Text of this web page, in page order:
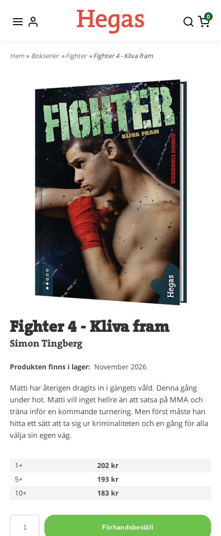
0
Hem» Bokserier »Fighter » Fighter 4 - Kliva fram
Fighter 4 - Kliva fram
Simon Tingberg
Produkten finns i lager: November 2026
Matti har återigen dragits in i gängets våld. Denna gång
under hot. Matti vill inget hellre än att satsa på MMA och
träna inför en kommande turnering. Men först måste han
hitta ett sätt att ta sig ur kriminaliteten och en gång för alla
välja sin egen väg.
1+
202 kr
5+
193 kr
10+
183 kr
Förhandsbeställ